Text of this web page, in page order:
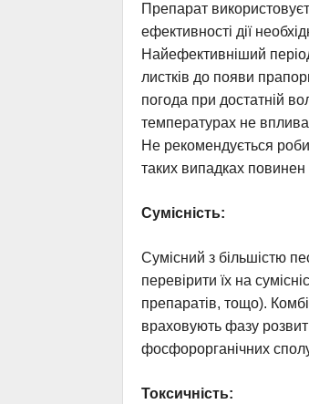
Препарат
ефективності дії
Найефективніший
листків до появи
погода при достатній
температурах не
Не рекомендується
таких випадках
Сумісність:
Сумісний з більшістю
перевірити їх на
препаратів, тощо).
враховують фазу
фосфорорганічних
Токсичність: